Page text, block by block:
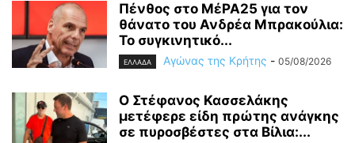
Πένθος στο ΜέΡΑ25 για τον
θάνατο του Ανδρέα Μπρακούλια:
Το συγκινητικό...
ΕΛΛΑΔΑ Αγώνας της Κρήτης - 05/08/2026
Ο Στέφανος Κασσελάκης
μετέφερε είδη πρώτης ανάγκης
σε πυροσβέστες στα Βίλια:...